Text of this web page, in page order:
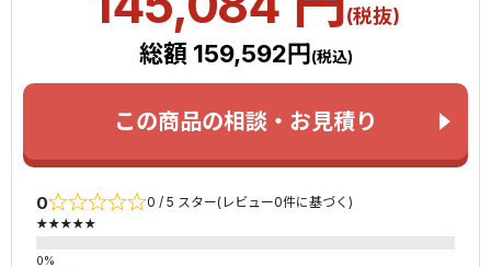
(税抜)
総額 159,592円 (税込)
この商品の相談・お見積り
0 0 / 5 スター(レビュー0件に基づく)
★★★★★